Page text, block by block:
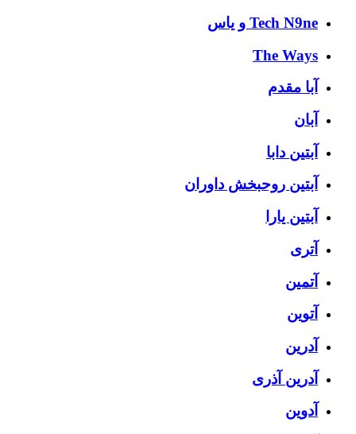
Tech N9ne و یاس
The Ways
آبا مقدم
آبان
آبتین دابا
آبتین روحبخش داوران
آبتین یارا
آتری
آتمین
آتوین
آدرین
آدرین آذری
آدوین